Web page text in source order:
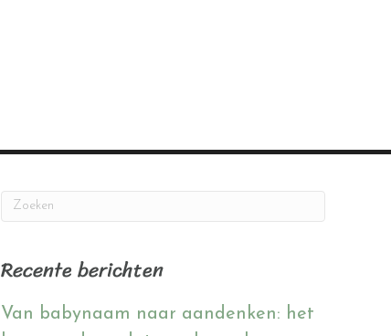
Recente berichten
Van babynaam naar aandenken: het